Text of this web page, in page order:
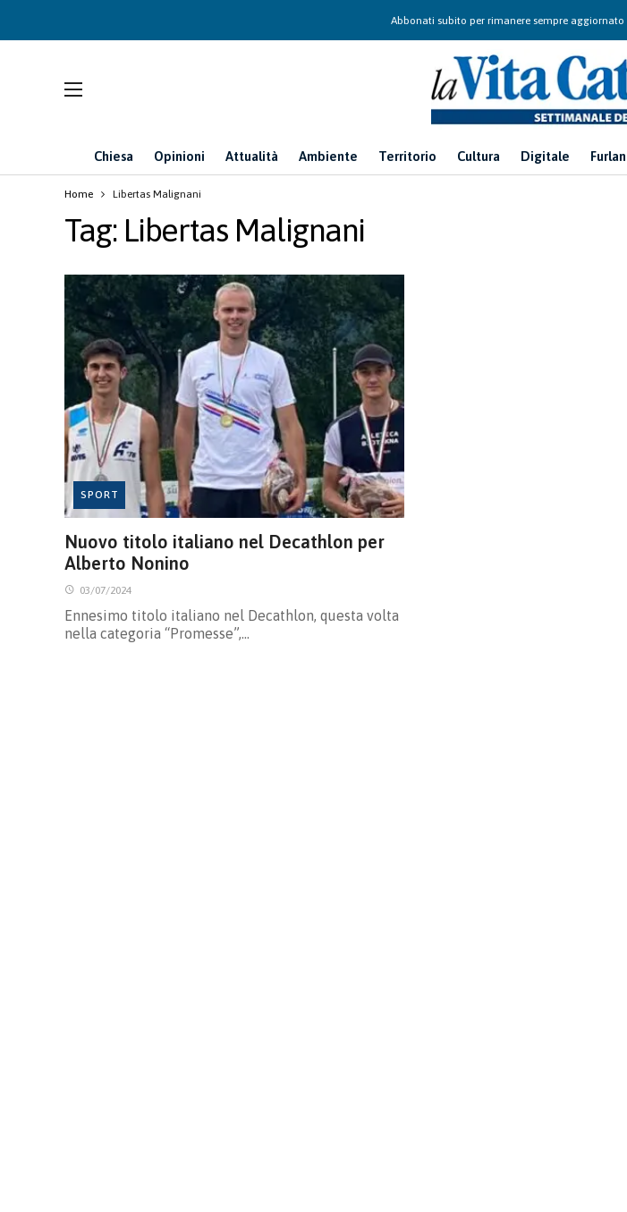
Abbonati subito per rimanere sempre
Chiesa Opinioni Attualità Ambiente Territorio Cultura Digitale Furlan
Home Libertas Malignani
Tag: Libertas Malignani
SPORT
Nuovo titolo italiano nel Decathlon per
Alberto Nonino
03/07/2024
Ennesimo titolo italiano nel Decathlon, questa volta
nella categoria “Promesse”,…